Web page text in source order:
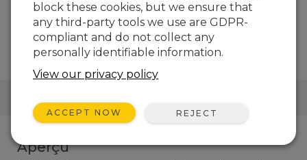
Services disponibles
Aperçu
block these cookies, but we ensure that
any third-party tools we use are GDPR-
compliant and do not collect any
personally identifiable information.
View our privacy policy
ACCEPT NOW REJECT